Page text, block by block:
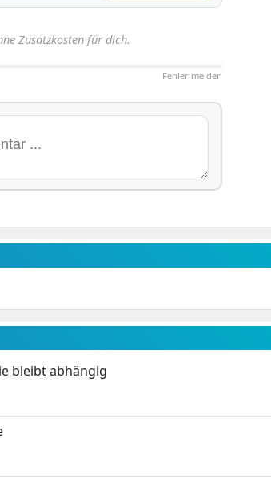
Zusatzkosten für dich.
Fehler melden
bleibt abhängig